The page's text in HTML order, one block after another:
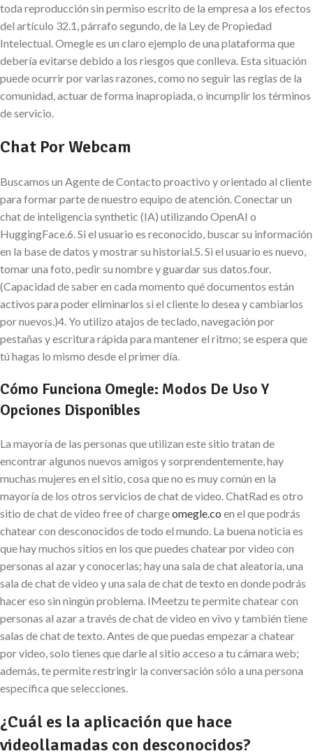
toda reproducción sin permiso escrito de la empresa a los efectos
del artículo 32.1, párrafo segundo, de la Ley de Propiedad
Intelectual. Omegle es un claro ejemplo de una plataforma que
debería evitarse debido a los riesgos que conlleva. Esta situación
puede ocurrir por varias razones, como no seguir las reglas de la
comunidad, actuar de forma inapropiada, o incumplir los términos
de servicio.
Chat Por Webcam
Buscamos un Agente de Contacto proactivo y orientado al cliente
para formar parte de nuestro equipo de atención. Conectar un
chat de inteligencia synthetic (IA) utilizando OpenAI o
HuggingFace.6. Si el usuario es reconocido, buscar su información
en la base de datos y mostrar su historial.5. Si el usuario es nuevo,
tomar una foto, pedir su nombre y guardar sus datos.four.
(Capacidad de saber en cada momento qué documentos están
activos para poder eliminarlos si el cliente lo desea y cambiarlos
por nuevos.)4. Yo utilizo atajos de teclado, navegación por
pestañas y escritura rápida para mantener el ritmo; se espera que
tú hagas lo mismo desde el primer día.
Cómo Funciona Omegle: Modos De Uso Y
Opciones Disponibles
La mayoría de las personas que utilizan este sitio tratan de
encontrar algunos nuevos amigos y sorprendentemente, hay
muchas mujeres en el sitio, cosa que no es muy común en la
mayoría de los otros servicios de chat de video. ChatRad es otro
sitio de chat de video free of chargeomegle.co en el que podrás
chatear con desconocidos de todo el mundo. La buena noticia es
que hay muchos sitios en los que puedes chatear por video con
personas al azar y conocerlas; hay una sala de chat aleatoria, una
sala de chat de video y una sala de chat de texto en donde podrás
hacer eso sin ningún problema. IMeetzu te permite chatear con
personas al azar a través de chat de video en vivo y también tiene
salas de chat de texto. Antes de que puedas empezar a chatear
por video, solo tienes que darle al sitio acceso a tu cámara web;
además, te permite restringir la conversación sólo a una persona
específica que selecciones.
¿Cuál es la aplicación que hace
videollamadas con desconocidos?